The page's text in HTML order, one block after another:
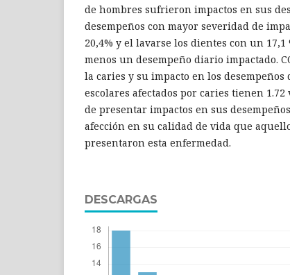
de hombres sufrieron impactos en sus
desempeños con mayor severidad de
20,4% y el lavarse los dientes con un
menos un desempeño diario impactado.
la caries y su impacto en los
escolares afectados por caries tienen
de presentar impactos en sus
afección en su calidad de vida que
presentaron esta enfermedad.
DESCARGAS